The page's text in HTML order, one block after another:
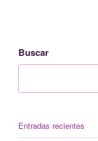
Buscar
Entradas recientes